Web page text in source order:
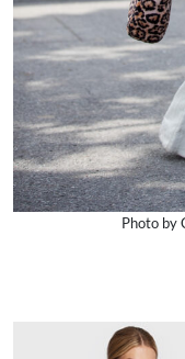
Photo by